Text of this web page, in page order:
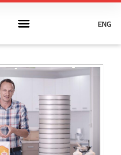
ENG